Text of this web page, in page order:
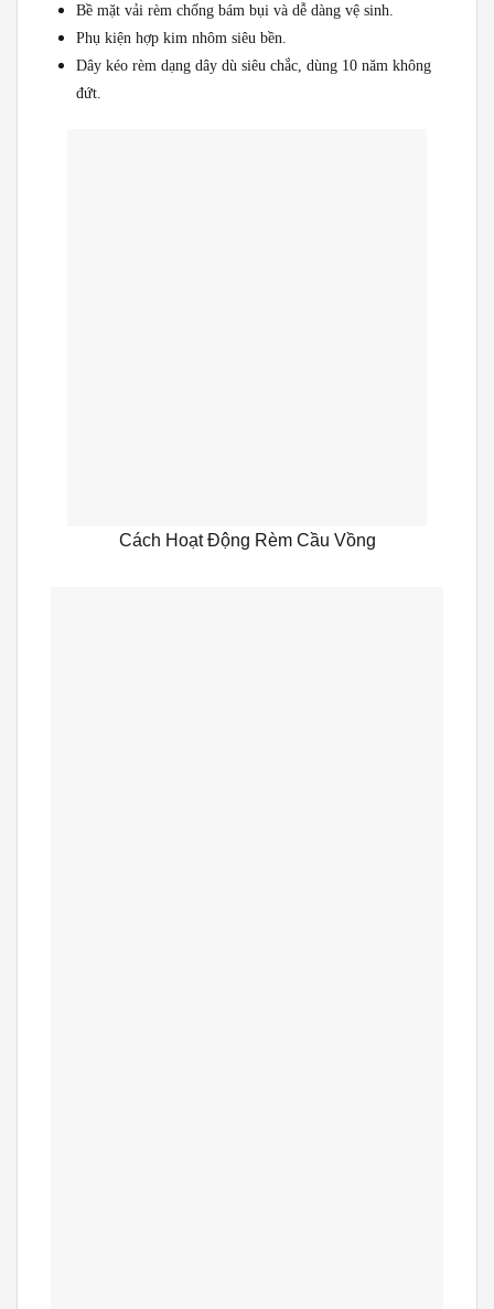
Bề mặt vải rèm chống bám bụi và dễ dàng vệ sinh.
Phụ kiện hợp kim nhôm siêu bền.
Dây kéo rèm dạng dây dù siêu chắc, dùng 10 năm không
đứt.
Cách Hoạt Động Rèm Cầu Vồng